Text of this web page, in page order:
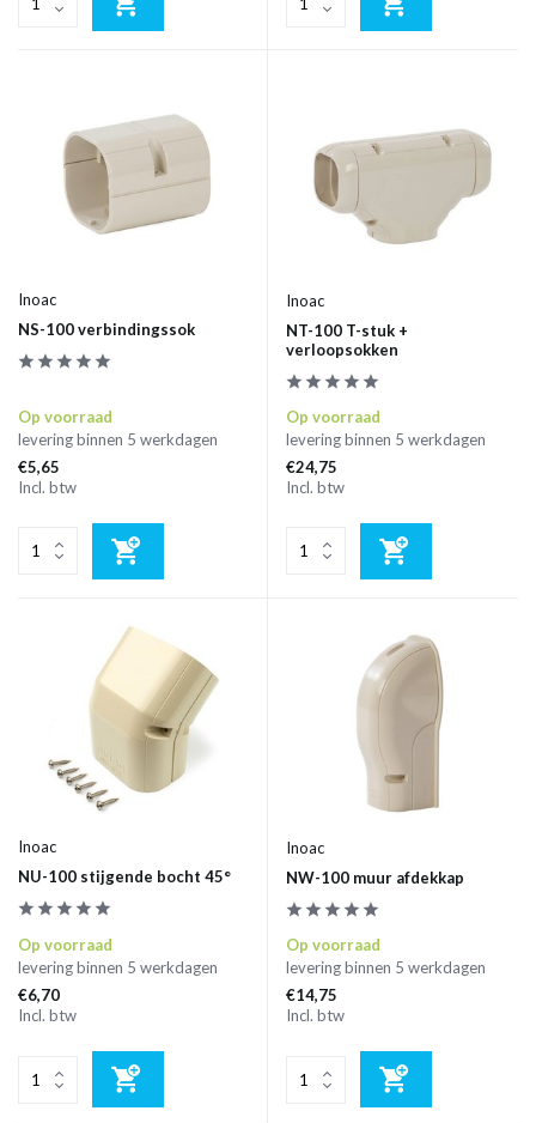
Inoac
NS-100 verbindingssok
Op voorraad
levering binnen 5 werkdagen
€5,65
Incl. btw
Inoac
NT-100 T-stuk +
verloopsokken
Op voorraad
levering binnen 5 werkdagen
€24,75
Incl. btw
Inoac
NU-100 stijgende bocht 45°
Op voorraad
levering binnen 5 werkdagen
€6,70
Incl. btw
Inoac
NW-100 muur afdekkap
Op voorraad
levering binnen 5 werkdagen
€14,75
Incl. btw